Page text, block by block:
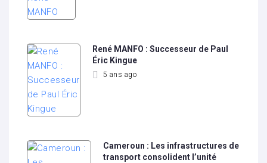
René MANFO : Successeur de Paul
Éric Kingue
5 ans ago
Cameroun : Les infrastructures de
transport consolident l’unité